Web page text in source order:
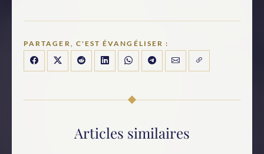
PARTAGER, C'EST ÉVANGÉLISER :
Articles similaires